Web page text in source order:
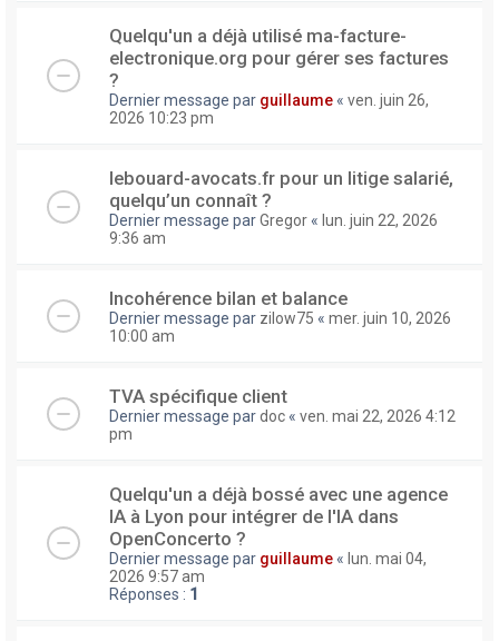
Quelqu'un a déjà utilisé ma-facture-
electronique.org pour gérer ses factures
?
Dernier message par guillaume « ven. juin 26,
2026 10:23 pm
lebouard-avocats.fr pour un litige salarié,
quelqu’un connaît ?
Dernier message parGregor « lun. juin 22, 2026
9:36 am
Incohérence bilan et balance
Dernier message par zilow75 « mer. juin 10, 2026
10:00 am
TVA spécifique client
Dernier message pardoc « ven. mai 22, 2026 4:12
pm
Quelqu'un a déjà bossé avec une agence
IA à Lyon pour intégrer de l'IA dans
OpenConcerto ?
Dernier message par guillaume « lun. mai 04,
2026 9:57 am
Réponses : 1